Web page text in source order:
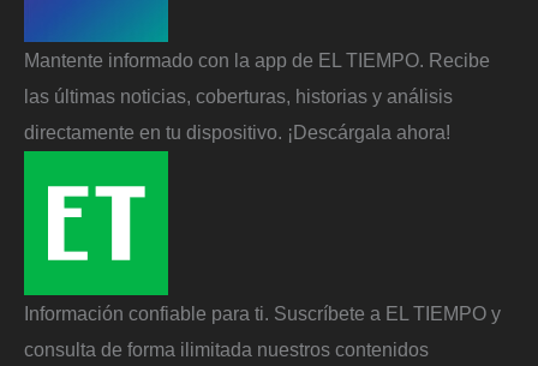
Mantente informado con la app de EL TIEMPO. Recibe
las últimas noticias, coberturas, historias y análisis
directamente en tu dispositivo. ¡Descárgala ahora!
Información confiable para ti. Suscríbete a EL TIEMPO y
consulta de forma ilimitada nuestros contenidos